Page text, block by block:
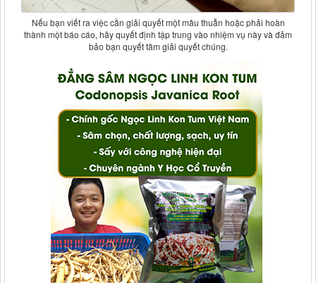
Nếu bạn viết ra việc cần giải quyết một mâu thuẫn hoặc phải hoàn
thành một báo cáo, hãy quyết định tập trung vào nhiệm vụ này và đảm
bảo bạn quyết tâm giải quyết chúng.